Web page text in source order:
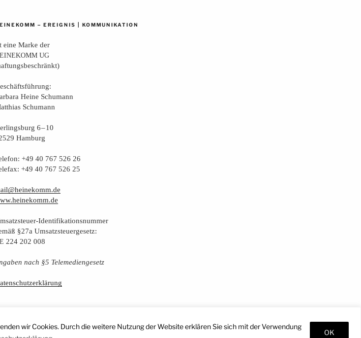
wir Cookies. Durch die weitere Nutzung der Website erklären Sie sich mit der Verwendung
OK
– EREIGNIS KOMMUNIKATION
eine Mar­ke der
UG
Hei­ne Schumann
Schumann
6 – 10
Hamburg
+49 40 767 526 26
+49 40 767 526 25
Iden­ti­fi­ka­ti­ons­num­mer
§27a Umsatzsteuergesetz:
224 202 008
nach §5 Telemediengesetz